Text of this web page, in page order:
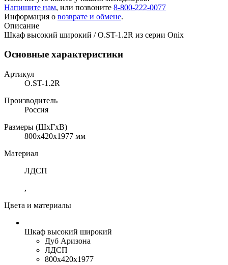
Напишите нам, или позвоните 8-800-222-0077
Информация о возврате и обмене.
Описание
Шкаф высокий широкий / O.ST-1.2R из серии Onix
Основные характеристики
Артикул
O.ST-1.2R
Производитель
Россия
Размеры (ШхГхВ)
800x420x1977 мм
Материал
ЛДСП
,
Цвета и материалы
Шкаф высокий широкий
Дуб Аризона
ЛДСП
800x420x1977